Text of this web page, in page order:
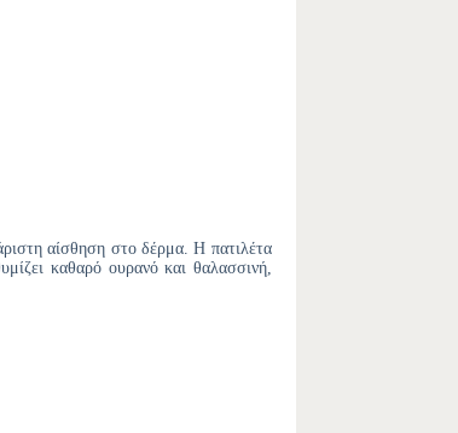
αίσθηση στο δέρμα. Η πατιλέτα
καθαρό ουρανό και θαλασσινή,